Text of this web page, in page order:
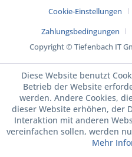
Cookie-Einstellungen
Zahlungsbedingungen
Copyright © Tiefenbach IT
Diese Website benutzt
Betrieb der Website
werden. Andere Cookies,
dieser Website erhöhen, der
Interaktion mit anderen
vereinfachen sollen, werden
Mehr